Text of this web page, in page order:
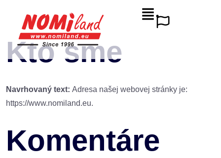
Kto sme
Navrhovaný text: Adresa našej webovej stránky je:
https://www.nomiland.eu.
Komentáre